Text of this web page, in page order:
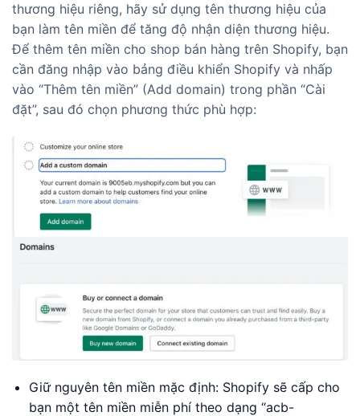
thương hiệu riêng, hãy sử dụng tên thương hiệu của
bạn làm tên miền để tăng độ nhận diện thương hiệu.
Để thêm tên miền cho shop bán hàng trên Shopify, bạn
cần đăng nhập vào bảng điều khiển Shopify và nhấp
vào “Thêm tên miền” (Add domain) trong phần “Cài
đặt”, sau đó chọn phương thức phù hợp:
Giữ nguyên tên miền mặc định: Shopify sẽ cấp cho
bạn một tên miền miễn phí theo dạng “acb-